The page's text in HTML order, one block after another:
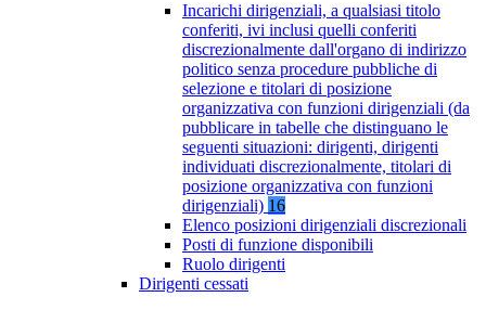
Incarichi dirigenziali, a qualsiasi titolo
conferiti, ivi inclusi quelli conferiti
discrezionalmente dall'organo di indirizzo
politico senza procedure pubbliche di
selezione e titolari di posizione
organizzativa con funzioni dirigenziali (da
pubblicare in tabelle che distinguano le
seguenti situazioni: dirigenti, dirigenti
individuati discrezionalmente, titolari di
posizione organizzativa con funzioni
dirigenziali) 16
Elenco posizioni dirigenziali discrezionali
Posti di funzione disponibili
Ruolo dirigenti
Dirigenti cessati